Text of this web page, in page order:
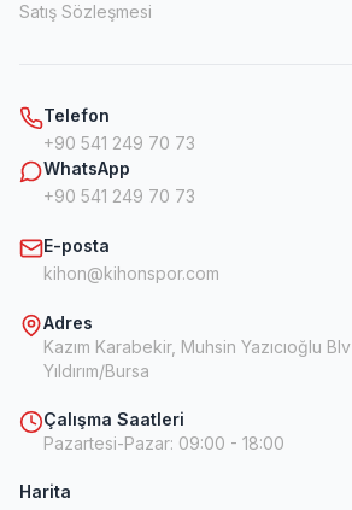
Satış Sözleşmesi
Telefon
+90 541 249 70 73
WhatsApp
+90 541 249 70 73
E-posta
kihon@kihonspor.com
Adres
Kazım Karabekir, Muhsin Yazıcıoğlu
Yıldırım/Bursa
Çalışma Saatleri
Pazartesi-Pazar: 09:00 - 18:00
Harita